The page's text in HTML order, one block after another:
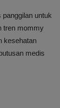
untuk
tren mommy
kesehatan
medis